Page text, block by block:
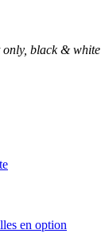
only, black & white
en option